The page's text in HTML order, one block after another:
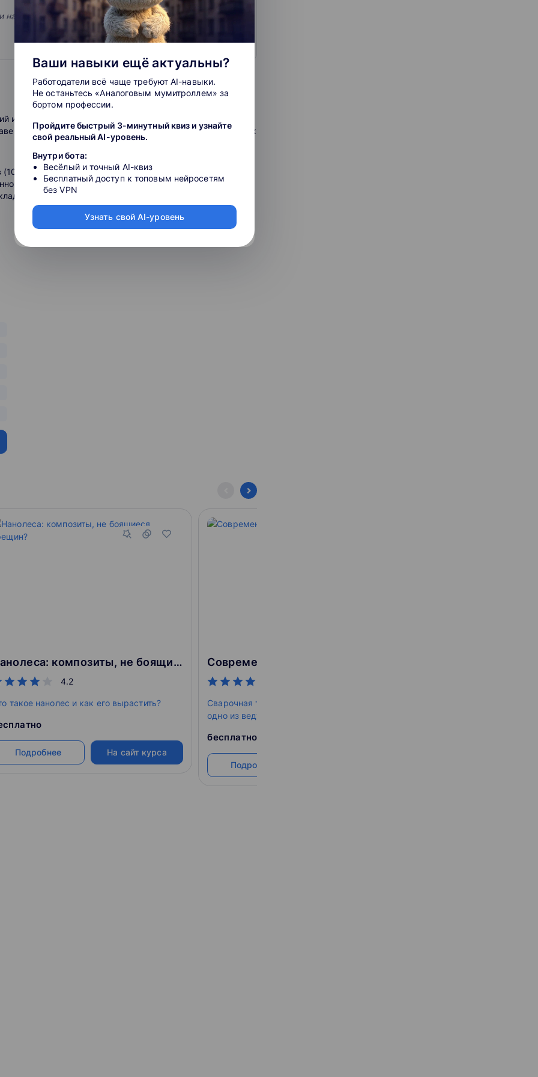
науки и наноиндустрии.
собственными
в команде
и понятий о костных биоматериалах, требованиях к
и свойствах, методах получения гидрогелей и о методах
11), обучающиеся по программам технического
специальностей (например
химия», «Биоматериаловедение»), студенты
Нанолеса: композиты, не боящиеся трещин?
4.2
такое нанолес и как его вырастить?
Подробнее На сайт курса
Сварочная техника и технологии занимают
одно из ведущих мест в современном
бесплатно
Подробнее
Ваши навыки ещё актуальны?
Работодатели всё чаще требуют AI-навыки.
Не останьтесь «Аналоговым мумитроллем» за
бортом профессии.
Пройдите быстрый 3-минутный квиз и узнайте
свой реальный AI-уровень.
Внутри бота:
Весёлый и точный AI-квиз
Бесплатный доступ к топовым нейросетям
без VPN
Узнать свой AI-уровень